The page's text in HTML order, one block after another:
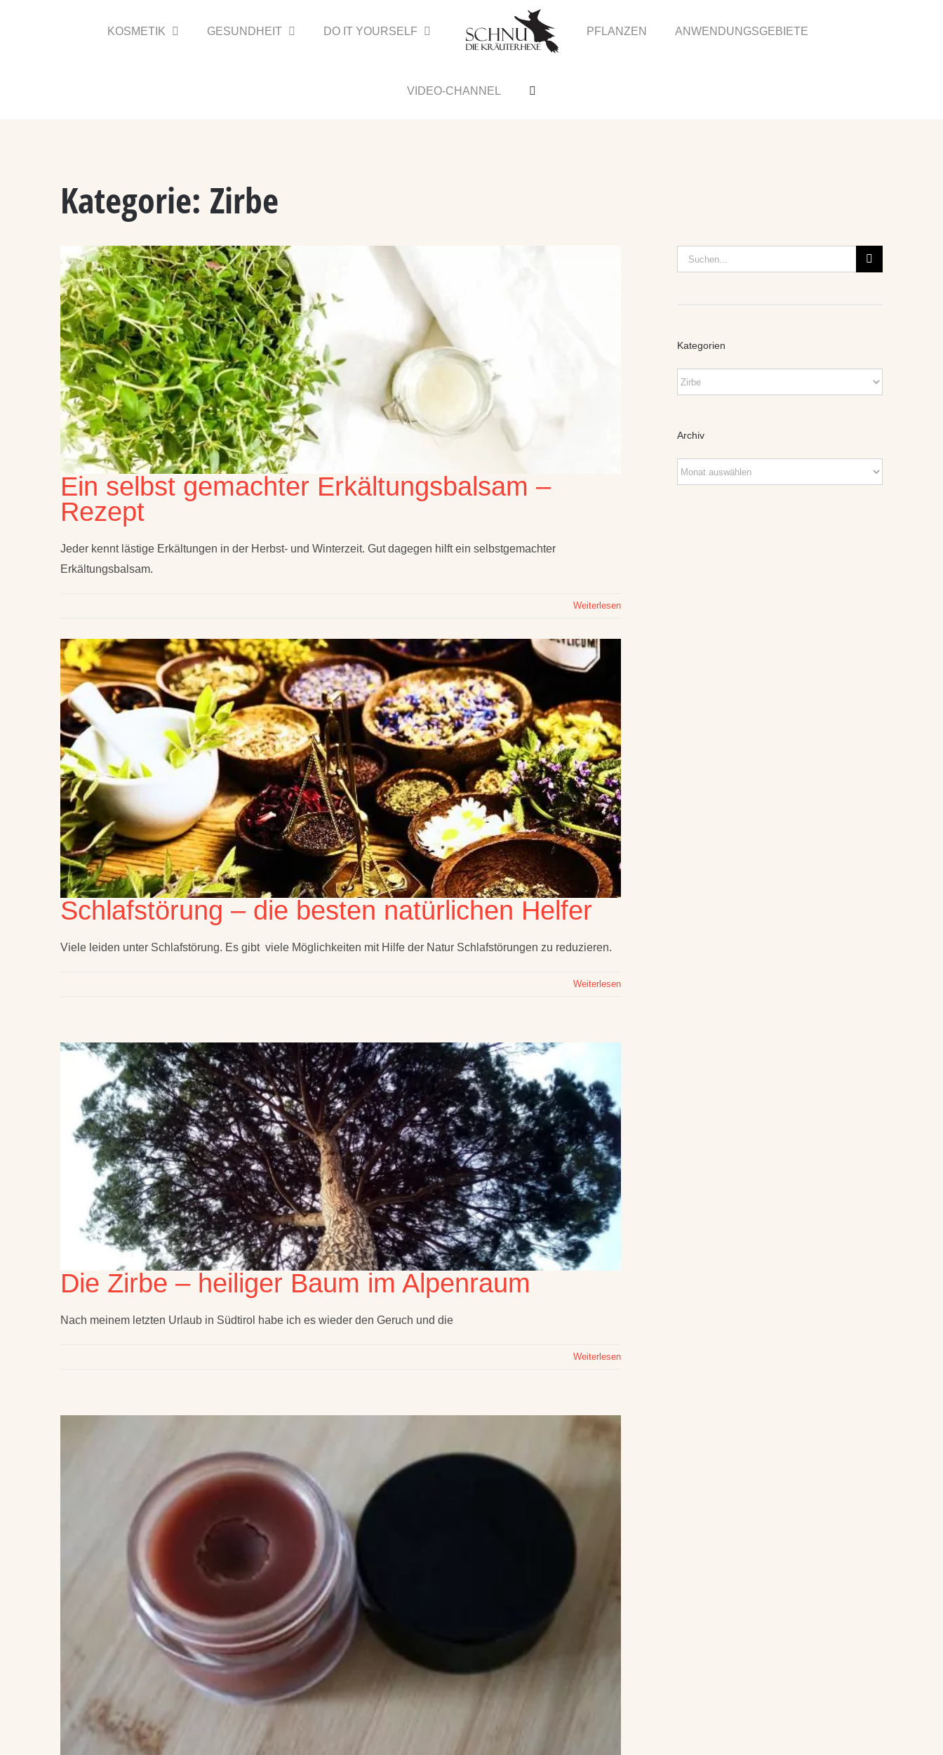
KOSMETIK GESUNDHEIT DO IT YOURSELF PFLANZEN ANWENDUNGSGEBIETE
VIDEO-CHANNEL
Kategorie: Zirbe
Ein selbst gemachter Erkältungsbalsam –
Rezept
Jeder kennt lästige Erkältungen in der Herbst- und Winterzeit. Gut dagegen hilft ein selbstgemachter
Erkältungsbalsam.
Weiterlesen
Schlafstörung – die besten natürlichen Helfer
Viele leiden unter Schlafstörung. Es gibt viele Möglichkeiten mit Hilfe der Natur Schlafstörungen zu reduzieren.
Weiterlesen
Die Zirbe – heiliger Baum im Alpenraum
Nach meinem letzten Urlaub in Südtirol habe ich es wieder den Geruch und die
Weiterlesen
Suche
nach:
Kategorien
Kategorien
Archiv
Archiv